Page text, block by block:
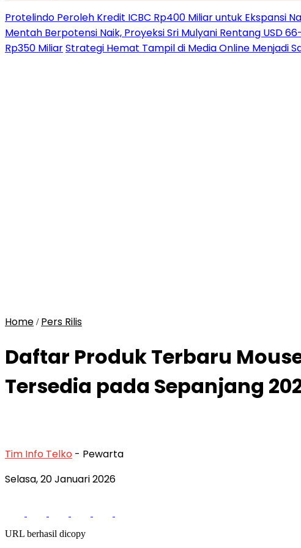
Protelindo Peroleh Kredit ICBC Rp400 Miliar untuk Ekspansi
Mentah Berpotensi Naik, Proyeksi Sri Mulyani Rentang USD
Rp350 MiliarStrategi Hemat Tampil di Media Online Menjadi
Home / Pers Rilis
Daftar Produk Terbaru
Tersedia pada Sepanjang
Tim Info Telko - Pewarta
Selasa, 20 Januari 2026
URL berhasil dicopy